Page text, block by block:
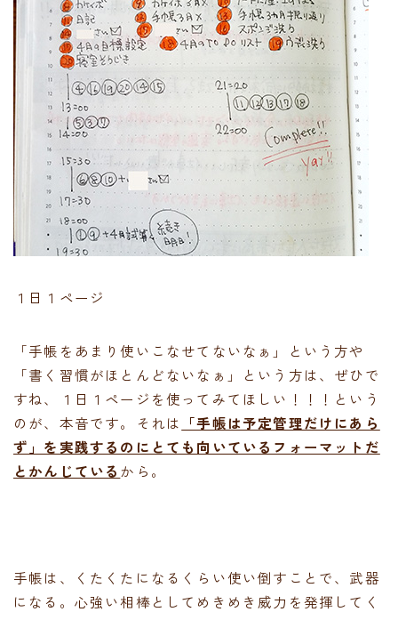
１日１ページ
「手帳をあまり使いこなせてないなぁ」という方や
「書く習慣がほとんどないなぁ」という方は、ぜひで
すね、１日１ページを使ってみてほしい！！！という
のが、本音です。それは 「手帳は予定管理だけにあら
ず」を実践するのにとても向いているフォーマットだ
とかんじている から。
手帳は、くたくたになるくらい使い倒すことで、武器
になる。心強い相棒としてめきめき威力を発揮してく